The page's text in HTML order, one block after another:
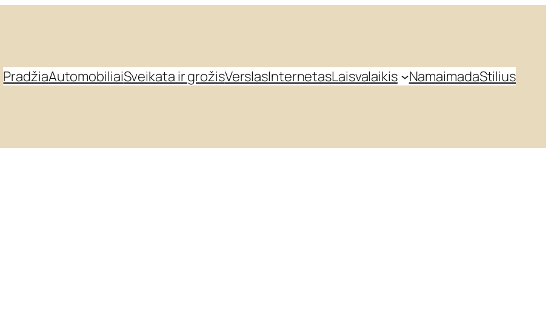
PradžiaAutomobiliaiSveikata ir grožisVerslasInternetasLaisvalaikis NamaimadaStilius